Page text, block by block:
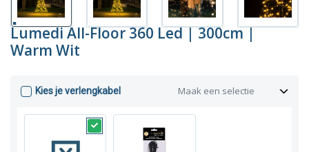
Lumedi All-Floor 360 Led | 300cm |
Warm Wit
Kies je verlengkabel Maak een selectie